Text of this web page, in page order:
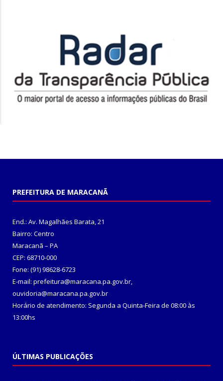
PREFEITURA DE MARACANÃ
End.: Av. Magalhães Barata, 21
Bairro: Centro
Maracanã – PA
CEP: 68710-000
Fone: (91) 98628-6723
E-mail: prefeitura@maracana.pa.gov.br,
ouvidoria@maracana.pa.gov.br
Horário de atendimento: Segunda a Quinta-Feira de 08:00 às
13:00hs
ÚLTIMAS PUBLICAÇÕES